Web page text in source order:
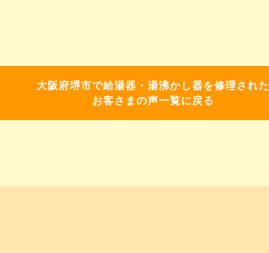
大阪府堺市で給湯器・湯沸かし器を修理された
お客さまの声一覧に戻る